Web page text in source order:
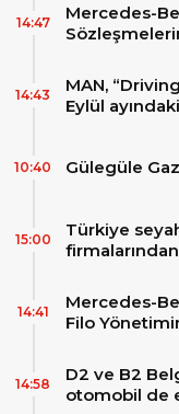
Mercedes-
14:47
MAN,
Eylül
14:43
Gülegüle
10:40
Türkiye
MAN
15:00
Mercedes-
Filo
14:41
D2 ve B2
otomobil de
14:58